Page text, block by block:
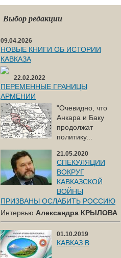
Выбор редакции
09.04.2026
НОВЫЕ КНИГИ ОБ ИСТОРИИ
КАВКАЗА
22.02.2022
ПЕРЕМЕННЫЕ ГРАНИЦЫ
АРМЕНИИ
"Очевидно, что
Анкара и Баку
продолжат
политику...
21.05.2020
СПЕКУЛЯЦИИ
ВОКРУГ
КАВКАЗСКОЙ
ВОЙНЫ
ПРИЗВАНЫ ОСЛАБИТЬ РОССИЮ
Интервью Александра КРЫЛОВА
01.10.2019
КАВКАЗ В